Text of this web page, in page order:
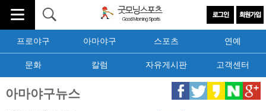
프로야구 아마야구 스포츠 연예
문화 칼럼 자유게시판 고객센터
아마야구뉴스